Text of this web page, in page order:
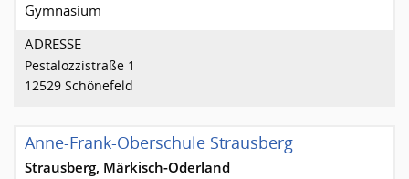
Gymnasium
ADRESSE
Pestalozzistraße 1
12529 Schönefeld
Anne-Frank-Oberschule Strausberg
Strausberg, Märkisch-Oderland